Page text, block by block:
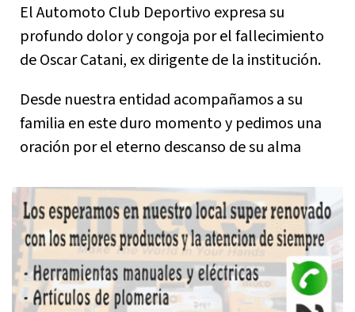
El Automoto Club Deportivo expresa su
profundo dolor y congoja por el fallecimiento
de Oscar Catani, ex dirigente de la institución.
Desde nuestra entidad acompañamos a su
familia en este duro momento y pedimos una
oración por el eterno descanso de su alma